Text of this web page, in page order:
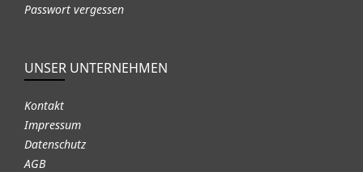
Passwort vergessen
UNSER UNTERNEHMEN
Kontakt
Impressum
Datenschutz
AGB